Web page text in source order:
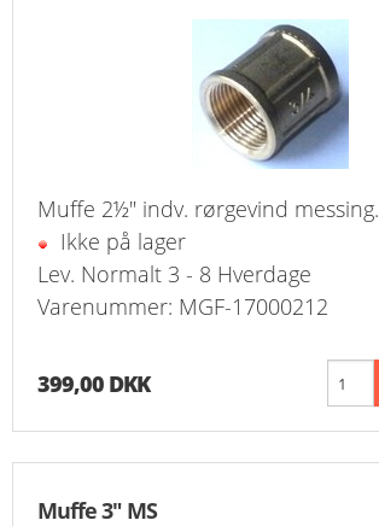
Muffe 2½" indv. rørgevind messing.
Ikke på lager
Lev. Normalt 3 - 8 Hverdage
Varenummer: MGF-17000212
399,00 DKK
Muffe 3" MS